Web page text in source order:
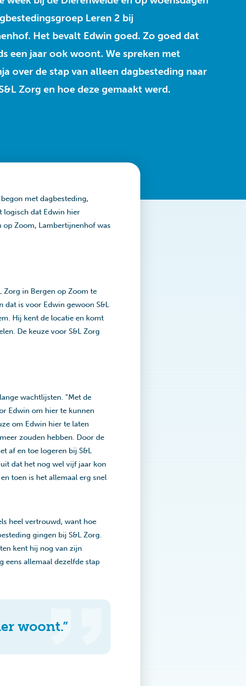
Leren 2 bij
Het bevalt Edwin goed. Zo goed dat
een jaar ook woont. We spreken met
over de stap van alleen dagbesteding naar
Zorg en hoe deze gemaakt werd.
met dagbesteding,
logisch dat Edwin hier
op Zoom, Lambertijnenhof was
Zorg in Bergen op Zoom te
dat is voor Edwin gewoon S&L
Hij kent de locatie en komt
De keuze voor S&L Zorg
wachtlijsten. “Met de
Edwin om hier te kunnen
om Edwin hier te laten
zouden hebben. Door de
af en toe logeren bij S&L
dat het nog wel vijf jaar kon
toen is het allemaal erg snel
heel vertrouwd, want hoe
gingen bij S&L Zorg.
kent hij nog van zijn
eens allemaal dezelfde stap
woont.”